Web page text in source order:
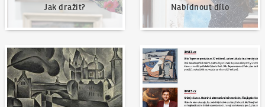
Jak dražit? Nabídnout dílo
Naše nejvyšší prodeje Napsali o nás